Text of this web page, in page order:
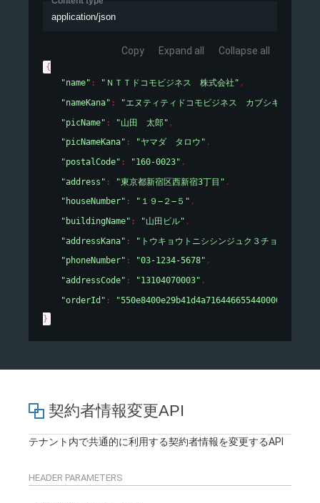
application/json
Copy Expand all Collapse all
{
"name" : "ＮＴＴドコモビジネス　株式会社" ,
"nameKana" : "エヌティティドコモビジネス　カブシキガイシャ"
"picName" : "山田　太郎" ,
"picNameKana" : "ヤマダ　タロウ" ,
"postalCode" : "160-0023" ,
"address" : "東京都新宿区西新宿3丁目" ,
"houseNumber" : "１９−２−５" ,
"buildingName" : "山田ビル" ,
"addressKana" :
"トウキョウトニシシンジュク３チョウメ１９
"phoneNumber" : "03-1234-5678" ,
"addressCode" : "13104070003" ,
"orderId" :
"550e8400e29b41d4a716446655440000"
}
契約者情報変更API
テナント内で共通的に利用する契約者情報を変更するAPI
HEADER PARAMETERS